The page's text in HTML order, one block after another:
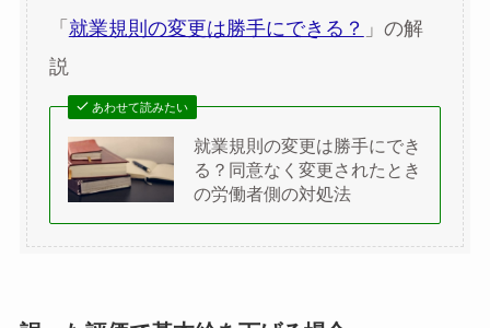
「 就業規則の変更は勝手にできる？ 」の解
説
あわせて読みたい
就業規則の変更は勝手にでき
る？同意なく変更されたとき
の労働者側の対処法